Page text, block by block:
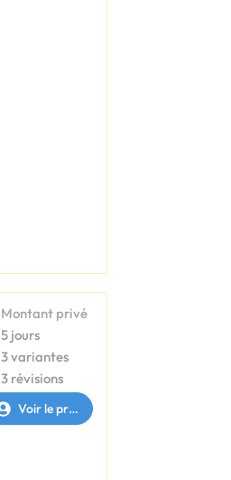
Montant privé
5 jours
3 variantes
3 révisions
Voir le profil